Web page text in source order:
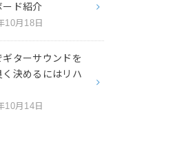
ード紹介
10月18日
ギターサウンドを
く決めるにはリハ
10月14日